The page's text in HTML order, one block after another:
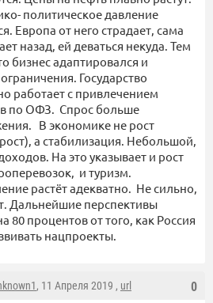
политическое давление
Европа от него страдает, сама
назад, ей деваться некуда. Тем
бизнес адаптировался и
Государство
работает с привлечением
по ОФЗ. Спрос больше
В экономике не рост
а стабилизация. Небольшой,
На это указывает и рост
и туризм.
растёт адекватно. Не сильно,
Дальнейшие перспективы
80 процентов от того, как Россия
нацпроекты.
0
, 11 Апреля 2019 , url